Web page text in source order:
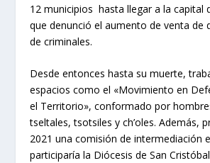
12 municipios hasta llegar a la capital
que denunció el aumento de venta de
de criminales.
Desde entonces hasta su muerte,
espacios como el «Movimiento en
el Territorio», conformado por
tseltales, tsotsiles y ch’oles. Además,
2021 una comisión de intermediación
participaría la Diócesis de San